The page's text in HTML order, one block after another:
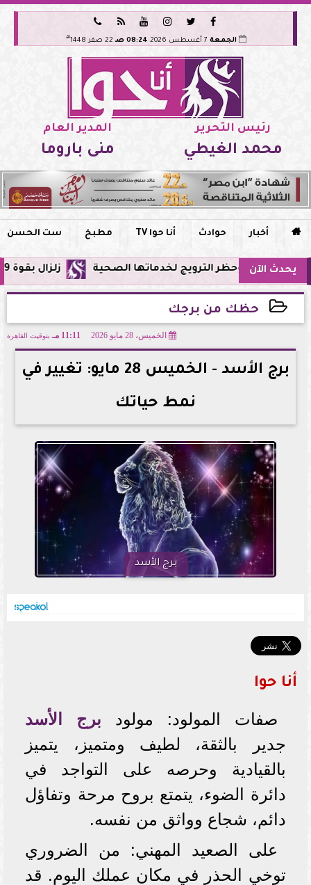






الجمعة 08:24 صـ 22 صفر 1448 هـ
رئيس التحرير
محمد الغيطي
المدير العام
منى باروما
 أخبار حوادث أنا حوا TV مطبخ ست الحسن
يحدث الآن زلزال بقوة 5.9 ريختر يشعر به سكان القاهرة وعدة محافظات.. مركزه شرق البحر المتوسط مصر وحظر الترويج لخدماتها الصحية
حظك من برجك
الخميس، 28 مايو 2026 11:11 مـ بتوقيت القاهرة
برج الأسد - الخميس 28 مايو: تغيير في
نمط حياتك
برج الأسد
أنا حوا
صفات المولود: مولود برج الأسد
جدير بالثقة، لطيف ومتميز، يتميز
بالقيادية وحرصه على التواجد في
دائرة الضوء، يتمتع بروح مرحة وتفاؤل
دائم، شجاع وواثق من نفسه.
على الصعيد المهني: من الضروري
توخي الحذر في مكان عملك اليوم. قد